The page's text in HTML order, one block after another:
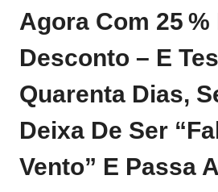
Agora Com 25 %
Desconto – E
Quarenta Dias,
Deixa De Ser
Vento” E Passa